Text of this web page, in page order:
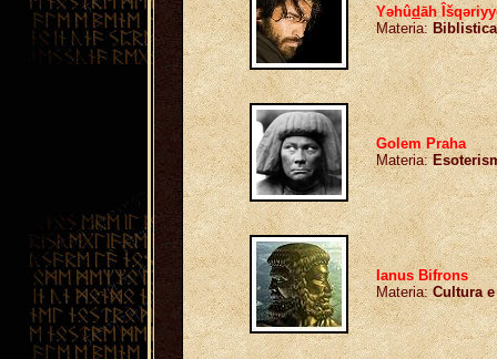
Yəhûdāh
Materia:
Golem Praha
Materia:
Ianus Bifrons
Materia:Cultura